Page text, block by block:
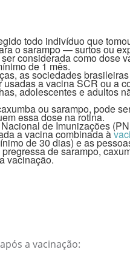
todo indivíduo que
o sarampo — surtos ou
considerada como dose
de 1 mês.
as sociedades
usadas a vacina SCR ou a
adolescentes e adultos
ou sarampo, pode
essa dose na rotina.
de Imunizações
a vacina combinada à
de 30 dias) e as
de sarampo,
vacinação.
a vacinação: